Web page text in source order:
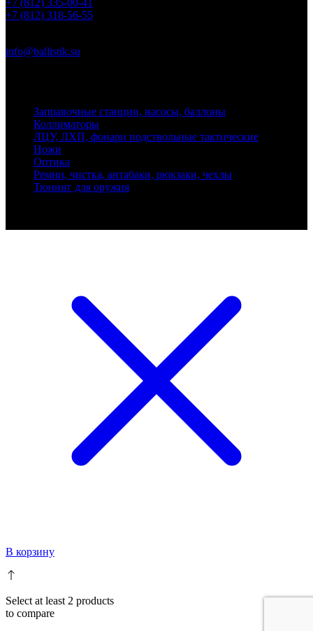
+7 (812) 318-56-55
info@ballistik.su
Заправочные станции, насосы, баллоны
Коллиматоры
ЛЦУ, ЛХП, фонари подствольные тактические
Ножи
Оптика
Ремни, чистка, антабаки, рюкзаки, чехлы
Тюнинг для оружия
В корзину
Select at least 2 products
to compare